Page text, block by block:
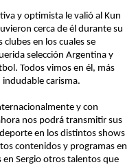
y optimista le valió al Kun
cerca de él durante su
en los cuales se
selección Argentina y
Todos vimos en él, más
carisma.
y con
nos podrá transmitir sus
en los distintos shows
contenidos y programas en
en Sergio otros talentos que